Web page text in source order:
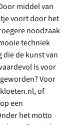
middel van
voort door het
noodzaak
techniek
die de kunst van
is voor
Voor
of
een
het motto